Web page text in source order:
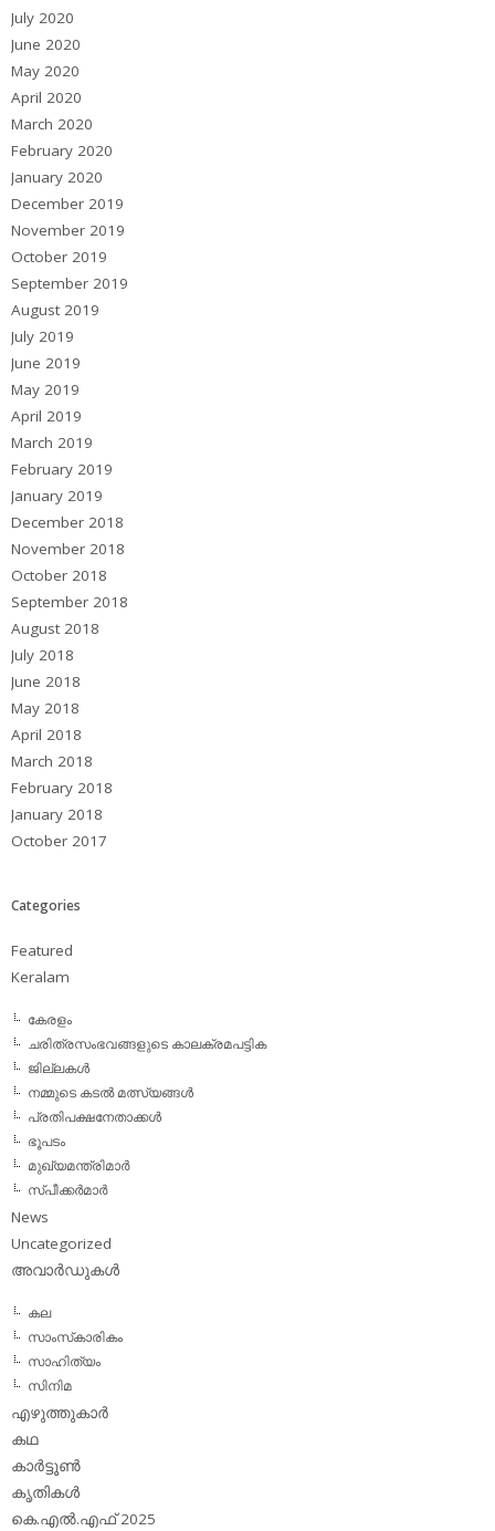
July 2020
June 2020
May 2020
April 2020
March 2020
February 2020
January 2020
December 2019
November 2019
October 2019
September 2019
August 2019
July 2019
June 2019
May 2019
April 2019
March 2019
February 2019
January 2019
December 2018
November 2018
October 2018
September 2018
August 2018
July 2018
June 2018
May 2018
April 2018
March 2018
February 2018
January 2018
October 2017
Categories
Featured
Keralam
കേരളം
ചരിത്രസംഭവങ്ങളുടെ കാലക്രമപട്ടിക
ജില്ലകള്‍
നമ്മുടെ കടല്‍ മത്സ്യങ്ങള്‍
പ്രതിപക്ഷനേതാക്കള്‍
ഭൂപടം
മുഖ്യമന്ത്രിമാര്‍
സ്പീക്കര്‍മാര്‍
News
Uncategorized
അവാര്‍ഡുകള്‍
കല
സാംസ്‌കാരികം
സാഹിത്യം
സിനിമ
എഴുത്തുകാര്‍
കഥ
കാര്‍ട്ടൂണ്‍
കൃതികള്‍
കെ.എല്‍.എഫ് 2025